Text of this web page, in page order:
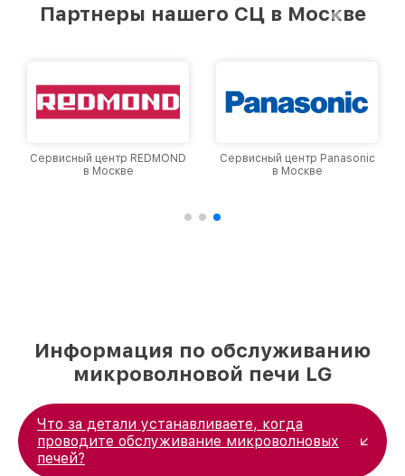
Москве, постоянно повышая уровень доверия
Партнеры нашего СЦ в Москве
Сервисный центр REDMOND
в Москве
Сервисный центр Panasonic
в Москве
Информация по обслуживанию
микроволновой печи LG
Что за детали устанавливаете, когда
проводите обслуживание микроволновых
печей?